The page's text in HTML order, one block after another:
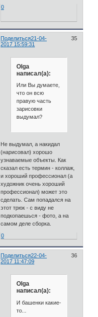
0
Поделиться 35
21-04-
2017 15:59:31
Olga
написал(а):
Или Вы думаете,
что он всю
правую часть
зарисовки
выдумал?
Не выдумал, а накидал
(нарисовал) хорошо
узнаваемые объекты. Как
сказал есть термин - коллаж,
и хороший профессионал (а
художник очень хороший
профессионал) может это
сделать. Сам попадался на
этот трюк - с виду не
подкопаешься - фото, а на
самом деле сборка.
0
Поделиться 36
22-04-
2017 11:47:09
Olga
написал(а):
И башенки какие-
то...